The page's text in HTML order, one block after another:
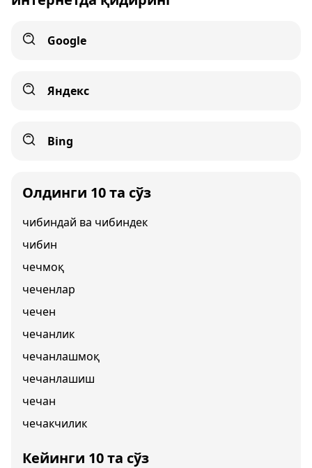
Google
Яндекс
Bing
Олдинги 10 та сўз
чибиндай ва чибиндек
чибин
чечмоқ
чеченлар
чечен
чечанлик
чечанлашмоқ
чечанлашиш
чечан
чечакчилик
Кейинги 10 та сўз